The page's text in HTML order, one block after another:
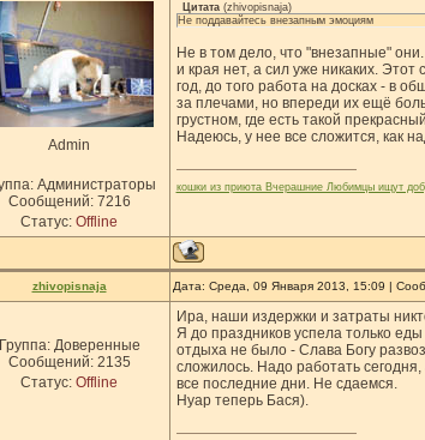
Admin
Администраторы
Сообщений: 7216
Статус: Offline
Цитата(zhivopisnaja)
Не поддавайтесь внезапным эмоциям
Не в том дело, что "внезапные"
и края нет, а сил уже никаких.
год, до того работа на досках - в
за плечами, но впереди их ещё
грустном, где есть такой
Надеюсь, у нее все сложится, как
кошки из приюта Вчерашние Любимцы ищут
zhivopisnaja Дата: Среда, 09 Января 2013, 15:09 |
Доверенные
Сообщений: 2135
Статус: Offline
Ира, наши издержки и затраты
Я до праздников успела только
отдыха не было - Слава Богу
сложилось. Надо работать сегодня,
все последние дни. Не сдаемся.
Нуар теперь Бася).